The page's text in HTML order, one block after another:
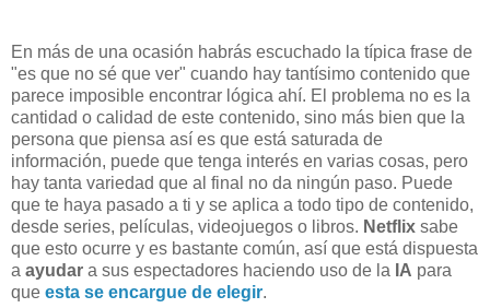
En más de una ocasión habrás escuchado la típica frase de
"es que no sé que ver" cuando hay tantísimo contenido que
parece imposible encontrar lógica ahí. El problema no es la
cantidad o calidad de este contenido, sino más bien que la
persona que piensa así es que está saturada de
información, puede que tenga interés en varias cosas, pero
hay tanta variedad que al final no da ningún paso. Puede
que te haya pasado a ti y se aplica a todo tipo de contenido,
desde series, películas, videojuegos o libros. Netflix sabe
que esto ocurre y es bastante común, así que está dispuesta
a ayudar a sus espectadores haciendo uso de la IA para
que esta se encargue de elegir.